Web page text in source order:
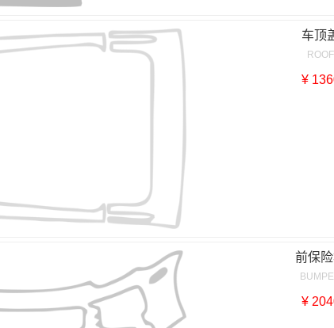
车顶
ROOF
¥
前保
¥